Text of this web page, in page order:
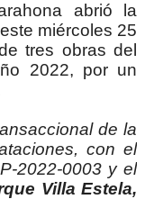
abrió la
miércoles 25
tres obras del
2022, por un
de la
con el
2022-0003 y el
Villa Estela,